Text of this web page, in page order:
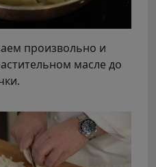
произвольно и
масле до